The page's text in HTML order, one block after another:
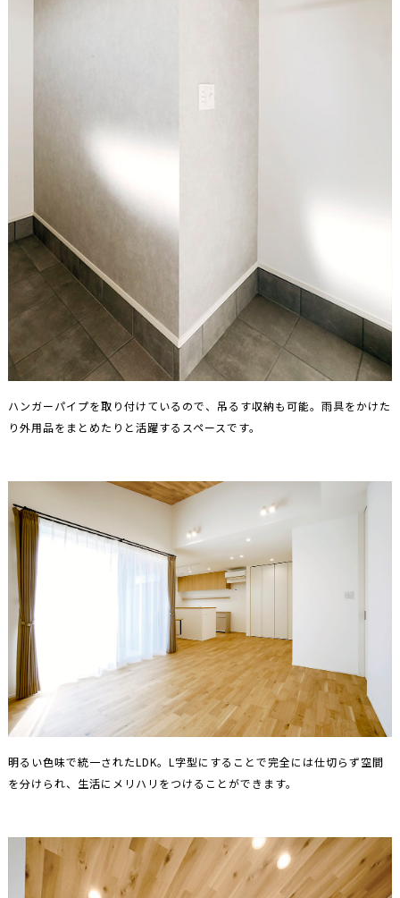
ハンガーパイプを取り付けているので、吊るす収納も可能。雨具をかけた
り外用品をまとめたりと活躍するスペースです。
明るい色味で統一されたLDK。L字型にすることで完全には仕切らず空間
を分けられ、生活にメリハリをつけることができます。